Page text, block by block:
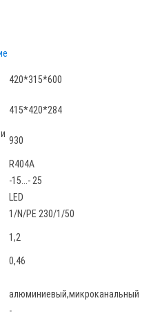
420*315*600
415*420*284
930
R404A
-15...- 25
LED
1/N/PE 230/1/50
1,2
0,46
алюминиевый,микроканальный
-